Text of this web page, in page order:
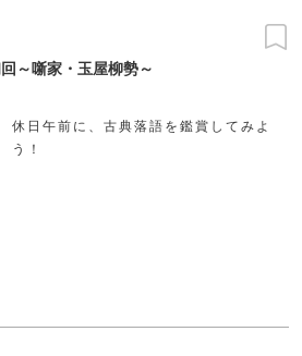
～噺家・玉屋柳勢～
休日午前に、古典落語を鑑賞してみよ
う！